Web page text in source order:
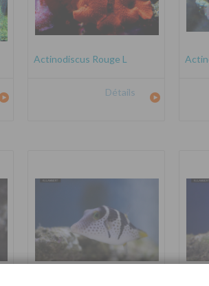
Actinodiscus Rouge L
Détails